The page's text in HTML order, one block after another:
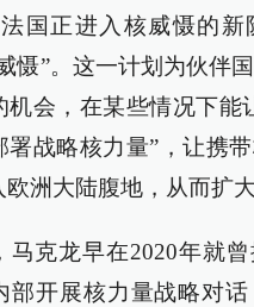
国正进入核威慑的新
慑”。这一计划为伙伴
机会，在某些情况下能
署战略核力量”，让携
洲大陆腹地，从而扩大
马克龙早在2020年就
部开展核力量战略对